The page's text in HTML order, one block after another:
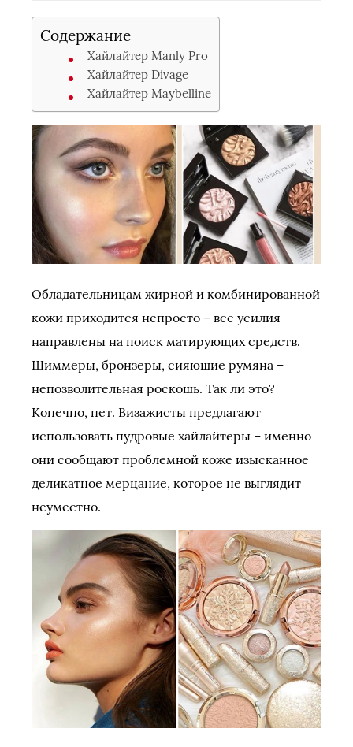
Содержание
Хайлайтер Manly Pro
Хайлайтер Divage
Хайлайтер Maybelline
Обладательницам жирной и комбинированной
кожи приходится непросто – все усилия
направлены на поиск матирующих средств.
Шиммеры, бронзеры, сияющие румяна –
непозволительная роскошь. Так ли это?
Конечно, нет. Визажисты предлагают
использовать пудровые хайлайтеры – именно
они сообщают проблемной коже изысканное
деликатное мерцание, которое не выглядит
неуместно.